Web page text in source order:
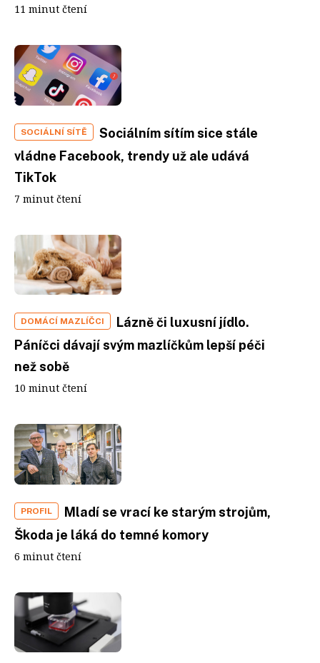
11 minut čtení
SOCIÁLNÍ SÍTĚ
Sociálním sítím sice stále
vládne Facebook, trendy už ale udává
TikTok
7 minut čtení
DOMÁCÍ MAZLÍČCI
Lázně či luxusní jídlo.
Páníčci dávají svým mazlíčkům lepší péči
než sobě
10 minut čtení
PROFIL
Mladí se vrací ke starým strojům,
Škoda je láká do temné komory
6 minut čtení